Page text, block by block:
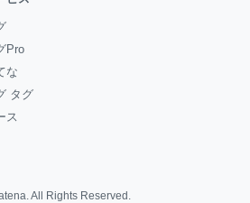
Pro
な
タグ
ス
. All Rights Reserved.